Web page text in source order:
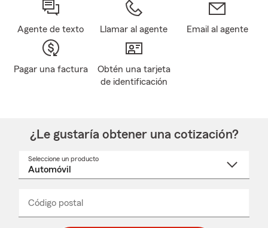
Agente de texto Llamar al agente Email al agente
Pagar una factura
Obtén una tarjeta
de identificación
¿Le gustaría obtener una cotización?
Seleccione un producto
desplegable
Código postal
_____